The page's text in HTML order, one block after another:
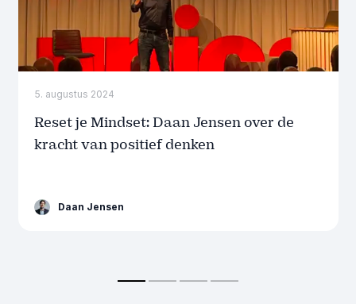
5. augustus 2024
Reset je Mindset: Daan Jensen over de
kracht van positief denken
Daan Jensen